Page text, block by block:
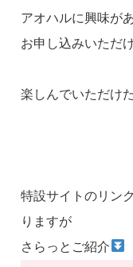
アオハルに興味が
お申し込みいただ
楽しんでいただけ
特設サイトのリン
りますが
さらっとご紹介